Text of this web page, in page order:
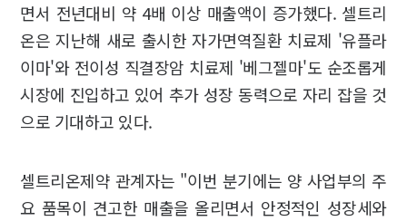
면서 전년대비 약 4배 이상 매출액이 증가했다. 셀트리
온은 지난해 새로 출시한 자가면역질환 치료제 '유플라
이마'와 전이성 직결장암 치료제 '베그젤마'도 순조롭게
시장에 진입하고 있어 추가 성장 동력으로 자리 잡을 것
으로 기대하고 있다.
셀트리온제약 관계자는 "이번 분기에는 양 사업부의 주
요 품목이 견고한 매출을 올리면서 안정적인 성장세와